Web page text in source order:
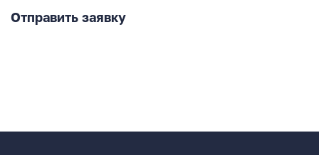
Отправить заявку